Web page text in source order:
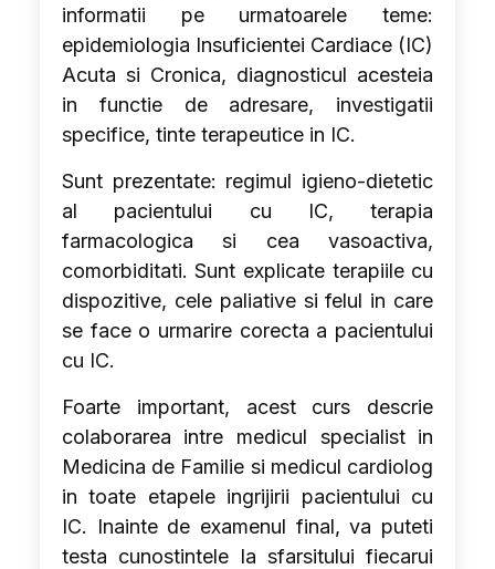
informatii pe urmatoarele teme:
epidemiologia Insuficientei Cardiace (IC)
Acuta si Cronica, diagnosticul acesteia
in functie de adresare, investigatii
specifice, tinte terapeutice in IC.
Sunt prezentate: regimul igieno-dietetic
al pacientului cu IC, terapia
farmacologica si cea vasoactiva,
comorbiditati. Sunt explicate terapiile cu
dispozitive, cele paliative si felul in care
se face o urmarire corecta a pacientului
cu IC.
Foarte important, acest curs descrie
colaborarea intre medicul specialist in
Medicina de Familie si medicul cardiolog
in toate etapele ingrijirii pacientului cu
IC. Inainte de examenul final, va puteti
testa cunostintele la sfarsitului fiecarui